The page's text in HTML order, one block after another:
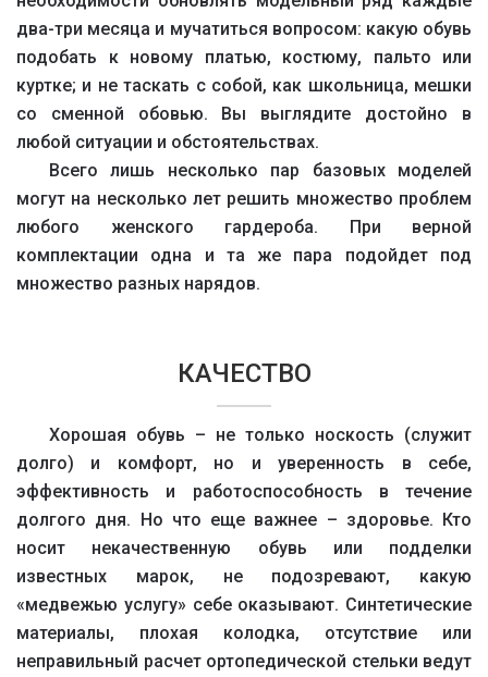
два-три месяца и мучатиться вопросом: какую обувь
подобать к новому платью, костюму, пальто или
куртке; и не таскать с собой, как школьница, мешки
со сменной обовью. Вы выглядите достойно в
любой ситуации и обстоятельствах.
Всего лишь несколько пар базовых моделей
могут на несколько лет решить множество проблем
любого женского гардероба. При верной
комплектации одна и та же пара подойдет под
множество разных нарядов.
КАЧЕСТВО
Хорошая обувь – не только носкость (служит
долго) и комфорт, но и уверенность в себе,
эффективность и работоспособность в течение
долгого дня. Но что еще важнее – здоровье. Кто
носит некачественную обувь или подделки
известных марок, не подозревают, какую
«медвежью услугу» себе оказывают. Синтетические
материалы, плохая колодка, отсутствие или
неправильный расчет ортопедической стельки ведут